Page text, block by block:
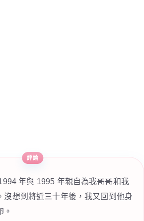
年與 1995 年親自為我哥哥和我
沒想到將近三十年後，我又回到他身
。